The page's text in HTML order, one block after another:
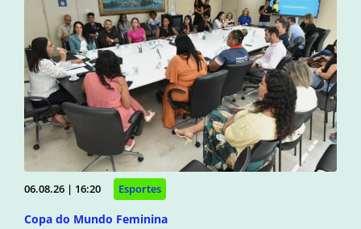
06.08.26 | 16:20 Esportes
Copa do Mundo Feminina